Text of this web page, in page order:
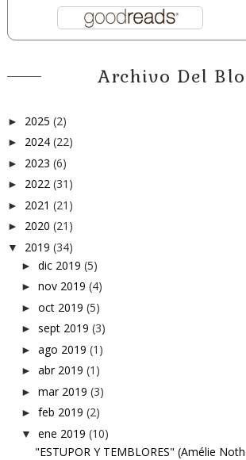
Archivo Del
► 2025 (2)
► 2024 (22)
► 2023 (6)
► 2022 (31)
► 2021 (21)
► 2020 (21)
▼ 2019 (34)
► dic 2019 (5)
► nov 2019 (4)
► oct 2019 (5)
► sept 2019 (3)
► ago 2019 (1)
► abr 2019 (1)
► mar 2019 (3)
► feb 2019 (2)
▼ ene 2019 (10)
"ESTUPOR Y TEMBLORES" (Amélie